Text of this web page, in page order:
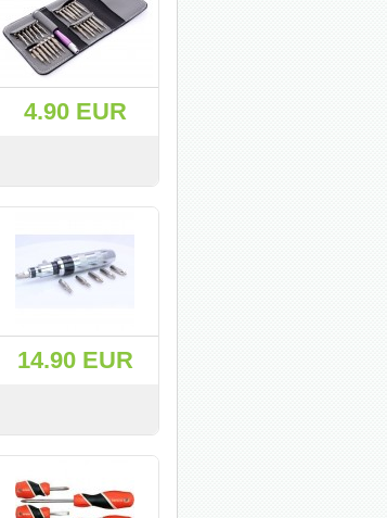
4.90 EUR
СМОТРЕТЬKУПИТЬ
14.90 EUR
СМОТРЕТЬKУПИТЬ